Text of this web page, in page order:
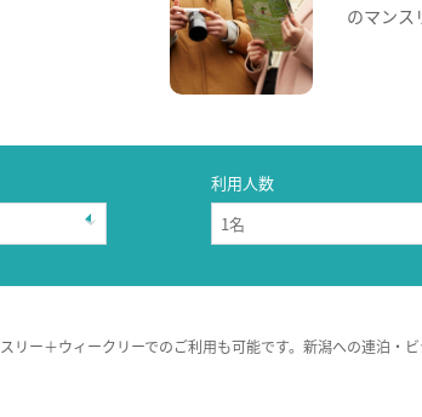
のマンス
利用人数
ー＋ウィークリーでのご利用も可能です。新潟への連泊・